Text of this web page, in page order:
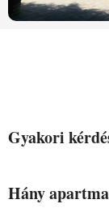
Gyakori
Hány